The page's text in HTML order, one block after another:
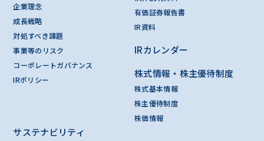
企業理念
成長戦略
対処すべき課題
事業等のリスク
コーポレートガバナンス
IRポリシー
有価証券報告書
IR資料
IRカレンダー
株式情報・株主優待制度
株式基本情報
株主優待制度
株価情報
サステナビリティ